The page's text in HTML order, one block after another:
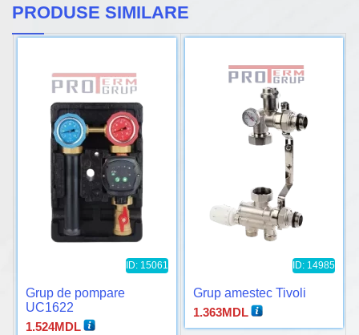
PRODUSE SIMILARE
ID: 15061
Grup de pompare
UC1622
1.524MDL
ID: 14985
Grup amestec Tivoli
1.363MDL